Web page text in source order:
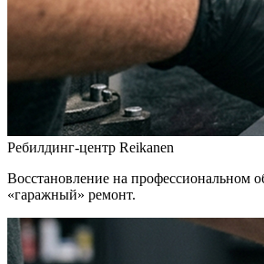
Ребилдинг-центр Reikanen
Восстановление на профессиональном
«гаражный» ремонт.